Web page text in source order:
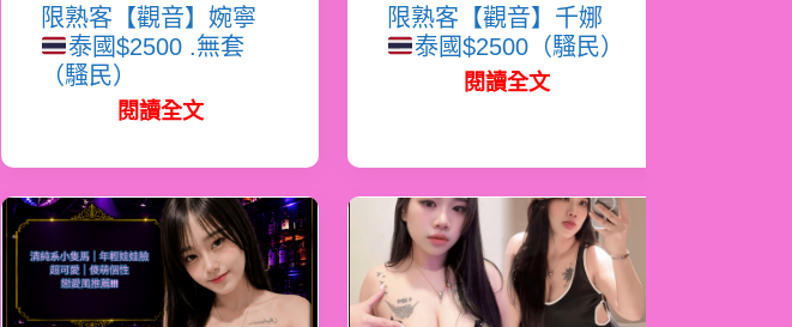
限熟客【觀音】婉寧
泰國$2500 .無套
（騷民）
閱讀全文
限熟客【觀音】千娜
泰國$2500（騷民）
閱讀全文